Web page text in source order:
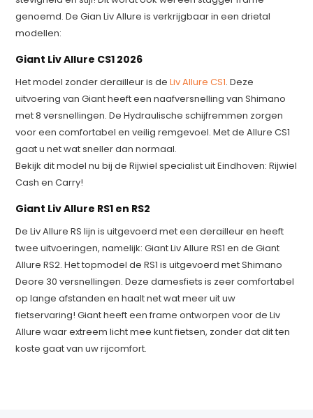
genoemd. De Gian Liv Allure is verkrijgbaar in een drietal
modellen:
Giant Liv Allure CS1 2026
Het model zonder derailleur is deLiv Allure CS1. Deze
uitvoering van Giant heeft een naafversnelling van Shimano
met 8 versnellingen. De Hydraulische schijfremmen zorgen
voor een comfortabel en veilig remgevoel. Met de Allure CS1
gaat u net wat sneller dan normaal.
Bekijk dit model nu bij de Rijwiel specialist uit Eindhoven: Rijwiel
Cash en Carry!
Giant Liv Allure RS1 en RS2
De Liv Allure RS lijn is uitgevoerd met een derailleur en heeft
twee uitvoeringen, namelijk: Giant Liv Allure RS1 en de Giant
Allure RS2. Het topmodel de RS1 is uitgevoerd met Shimano
Deore 30 versnellingen. Deze damesfiets is zeer comfortabel
op lange afstanden en haalt net wat meer uit uw
fietservaring! Giant heeft een frame ontworpen voor de Liv
Allure waar extreem licht mee kunt fietsen, zonder dat dit ten
koste gaat van uw rijcomfort.